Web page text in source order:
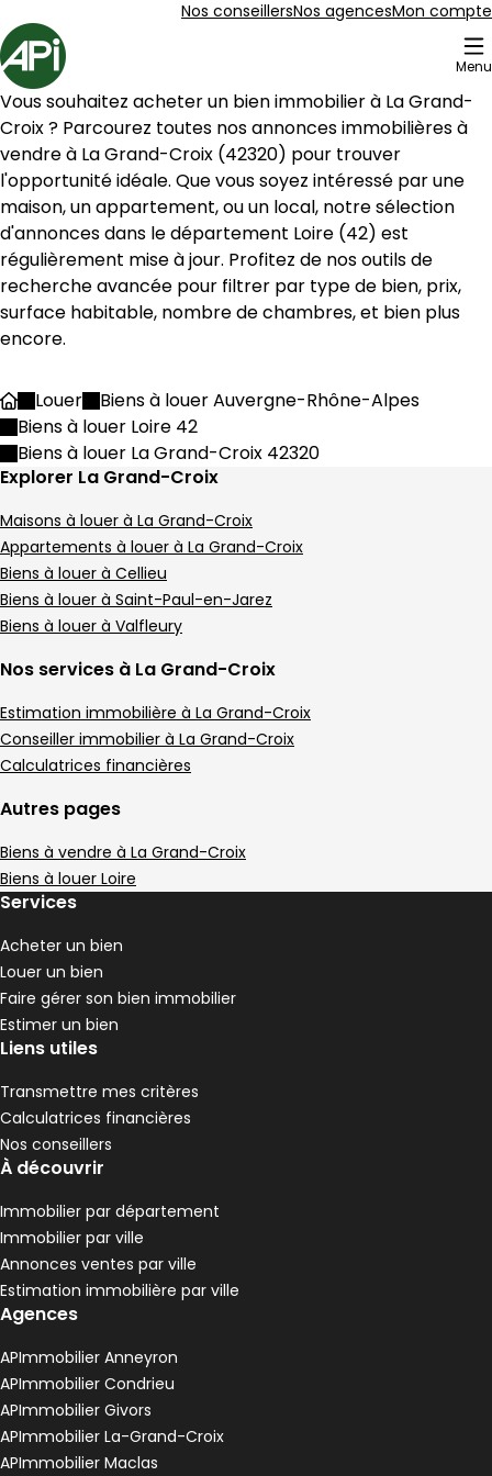
Nos conseillersNos agencesMon compte
Accueil
Menu
15 Biens en vente La Grand-Croix (42320)
• 580 m² Rive-de-Gier
Aller à l'image1
Aller à l'image2
Aller à l'image3
Aller à l'image4
90 000 €
Rive-de-Gier - 42800
Terrain • 580 m²
Terrain 580 m²
95 m² 5 pièces Rive-de-Gier
Aller à l'image1
Aller à l'image2
Aller à l'image3
Aller à l'image4
Aller à l'image5
89 000 €
Rive-de-Gier - 42800
Appartement • 5 pièces • 95 m²
DPE : 3 chambres
,
15 m² La Grand-Croix
Aller à l'image1
Aller à l'image2
66 €
La Grand-Croix - 42320
Garages • 15 m²
70 m² 2 pièces La Grand-
Aller à l'image1
Aller à l'image2
Aller à l'image3
Aller à l'image4
Aller à l'image5
Vous souhaitez acheter un bien immobilier à La Grand-
Croix ? Parcourez toutes nos annonces immobilières à
vendre à La Grand-Croix (42320) pour trouver
l'opportunité idéale. Que vous soyez intéressé par une
maison, un appartement, ou un local, notre sélection
d'annonces dans le département Loire (42) est
régulièrement mise à jour. Profitez de nos outils de
recherche avancée pour filtrer par type de bien, prix,
surface habitable, nombre de chambres, et bien plus
encore.
AccueilLouer
Biens à louer Auvergne-Rhône-Alpes
Biens à louer Loire 42
Biens à louer La Grand-Croix 42320
Explorer La Grand-Croix
Maisons à louer à La Grand-Croix
Appartements à louer à La Grand-Croix
Biens à louer à Cellieu
Biens à louer à Saint-Paul-en-Jarez
Biens à louer à Valfleury
Nos services à La Grand-Croix
Estimation immobilière à La Grand-Croix
Conseiller immobilier à La Grand-Croix
Calculatrices financières
Autres pages
Biens à vendre à La Grand-Croix
Biens à louer Loire
Services
Acheter un bien
Louer un bien
Faire gérer son bien immobilier
Estimer un bien
Liens utiles
Transmettre mes critères
Calculatrices financières
Nos conseillers
À découvrir
Immobilier par département
Immobilier par ville
Annonces ventes par ville
Estimation immobilière par ville
Agences
APImmobilier Anneyron
APImmobilier Condrieu
APImmobilier Givors
APImmobilier La-Grand-Croix
APImmobilier Maclas